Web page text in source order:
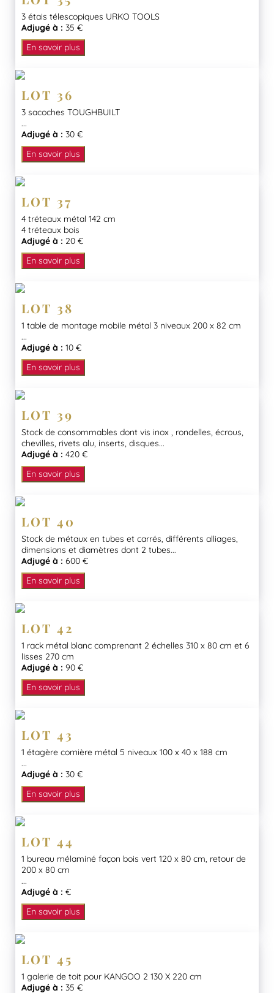
3 étais télescopiques URKO TOOLS
Adjugé à : 35 €
En savoir plus
LOT 36
3 sacoches TOUGHBUILT
...
Adjugé à : 30 €
En savoir plus
LOT 37
4 tréteaux métal 142 cm
4 tréteaux bois
Adjugé à : 20 €
En savoir plus
LOT 38
1 table de montage mobile métal 3 niveaux 200 x 82 cm
...
Adjugé à : 10 €
En savoir plus
LOT 39
Stock de consommables dont vis inox , rondelles, écrous,
chevilles, rivets alu, inserts, disques...
Adjugé à : 420 €
En savoir plus
LOT 40
Stock de métaux en tubes et carrés, différents alliages,
dimensions et diamètres dont 2 tubes...
Adjugé à : 600 €
En savoir plus
LOT 42
1 rack métal blanc comprenant 2 échelles 310 x 80 cm et 6
lisses 270 cm
Adjugé à : 90 €
En savoir plus
LOT 43
1 étagère cornière métal 5 niveaux 100 x 40 x 188 cm
...
Adjugé à : 30 €
En savoir plus
LOT 44
1 bureau mélaminé façon bois vert 120 x 80 cm, retour de
200 x 80 cm
...
Adjugé à : €
En savoir plus
LOT 45
1 galerie de toit pour KANGOO 2 130 X 220 cm
Adjugé à : 35 €